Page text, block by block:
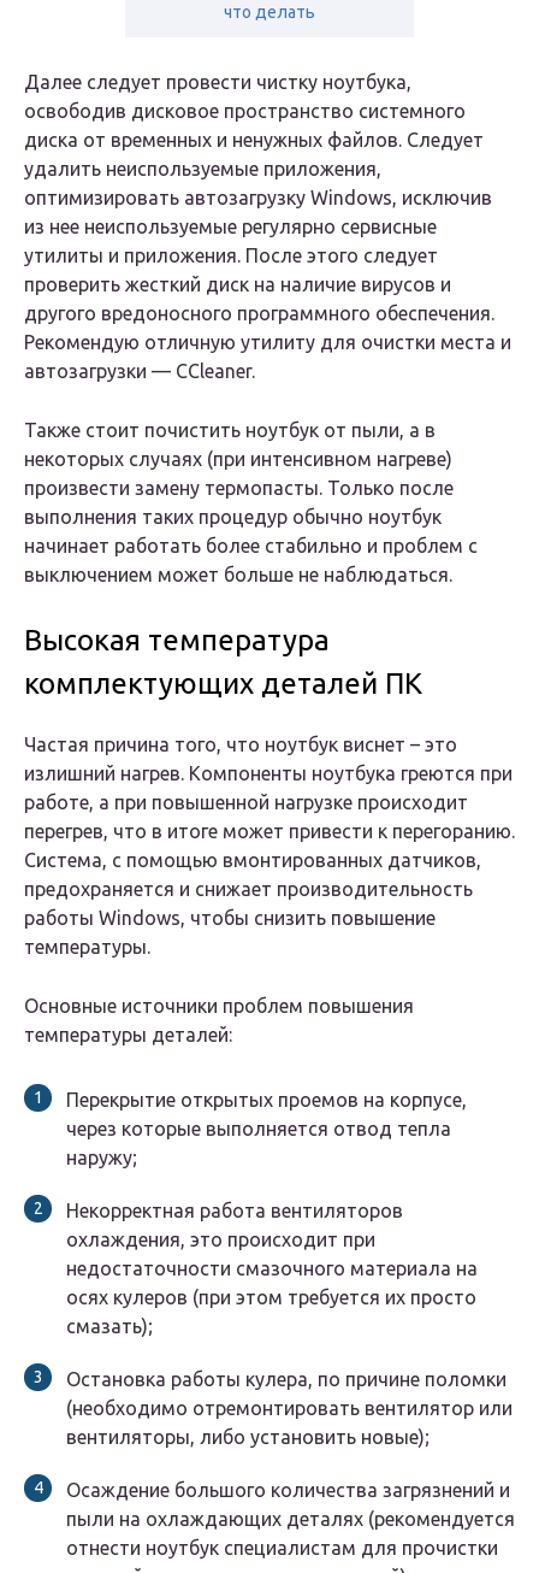
что делать
Далее следует провести чистку ноутбука,
освободив дисковое пространство системного
диска от временных и ненужных файлов. Следует
удалить неиспользуемые приложения,
оптимизировать автозагрузку Windows, исключив
из нее неиспользуемые регулярно сервисные
утилиты и приложения. После этого следует
проверить жесткий диск на наличие вирусов и
другого вредоносного программного обеспечения.
Рекомендую отличную утилиту для очистки места и
автозагрузки — CCleaner.
Также стоит почистить ноутбук от пыли, а в
некоторых случаях (при интенсивном нагреве)
произвести замену термопасты. Только после
выполнения таких процедур обычно ноутбук
начинает работать более стабильно и проблем с
выключением может больше не наблюдаться.
Высокая температура
комплектующих деталей ПК
Частая причина того, что ноутбук виснет – это
излишний нагрев. Компоненты ноутбука греются при
работе, а при повышенной нагрузке происходит
перегрев, что в итоге может привести к перегоранию.
Система, с помощью вмонтированных датчиков,
предохраняется и снижает производительность
работы Windows, чтобы снизить повышение
температуры.
Основные источники проблем повышения
температуры деталей:
Перекрытие открытых проемов на корпусе,
через которые выполняется отвод тепла
наружу;
Некорректная работа вентиляторов
охлаждения, это происходит при
недостаточности смазочного материала на
осях кулеров (при этом требуется их просто
смазать);
Остановка работы кулера, по причине поломки
(необходимо отремонтировать вентилятор или
вентиляторы, либо установить новые);
Осаждение большого количества загрязнений и
пыли на охлаждающих деталях (рекомендуется
отнести ноутбук специалистам для прочистки